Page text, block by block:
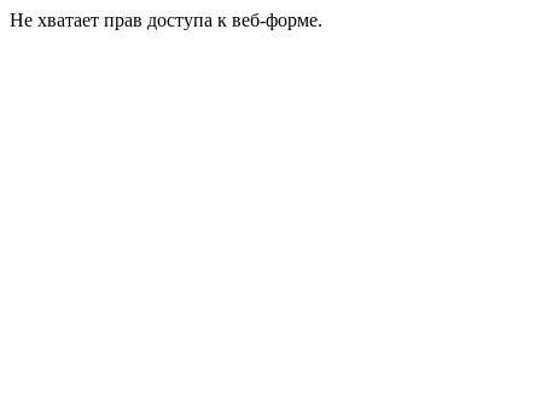
Не хватает прав доступа к веб-форме.